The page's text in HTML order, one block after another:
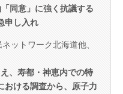
同意」に強く抗議する
申し入れ
ットワーク北海道他、
、寿都・神恵内での特
おける調査から、原子力